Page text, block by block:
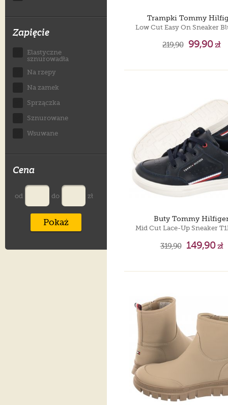
Zapięcie
Elastyczne
sznurowadła
Na rzepy
Na zamek
Sprzączka
Sznurowane
Wsuwane
Cena
od do zł
Pokaż
Trampki Tommy
219,90 99,90zł
Buty Tommy
319,90 149,90zł